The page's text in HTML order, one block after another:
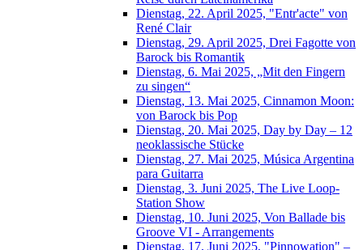
Dienstag, 22. April 2025, "Entr'acte" von
René Clair
Dienstag, 29. April 2025, Drei Fagotte von
Barock bis Romantik
Dienstag, 6. Mai 2025, „Mit den Fingern
zu singen“
Dienstag, 13. Mai 2025, Cinnamon Moon:
von Barock bis Pop
Dienstag, 20. Mai 2025, Day by Day – 12
neoklassische Stücke
Dienstag, 27. Mai 2025, Música Argentina
para Guitarra
Dienstag, 3. Juni 2025, The Live Loop-
Station Show
Dienstag, 10. Juni 2025, Von Ballade bis
Groove VI - Arrangements
Dienstag, 17. Juni 2025, "Pinnowation" –